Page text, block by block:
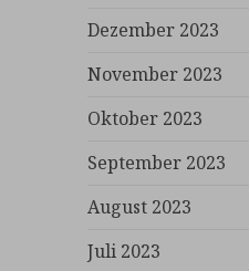
Dezember 2023
November 2023
Oktober 2023
September 2023
August 2023
Juli 2023